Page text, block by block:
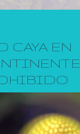
CAYA EN